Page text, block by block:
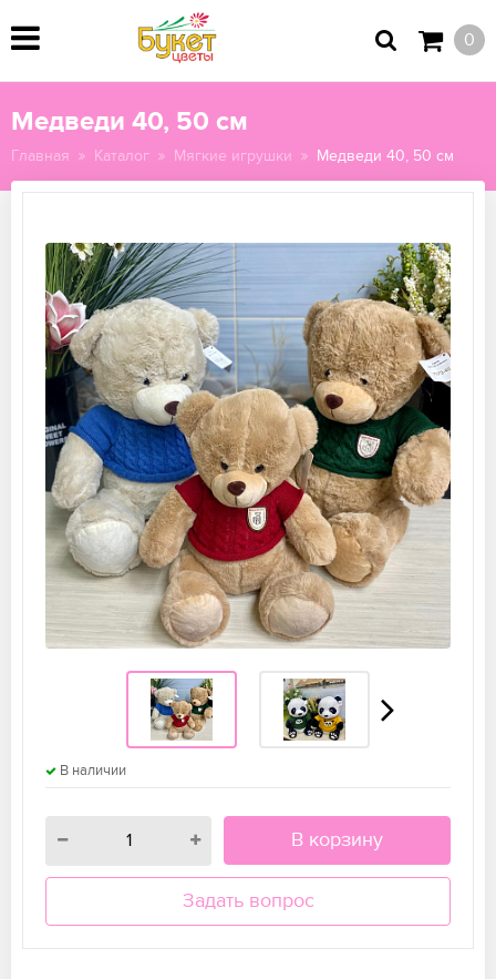
0
Медведи 40, 50 см
Главная Каталог Мягкие игрушки Медведи 40, 50 см
В наличии
В корзину
Задать вопрос